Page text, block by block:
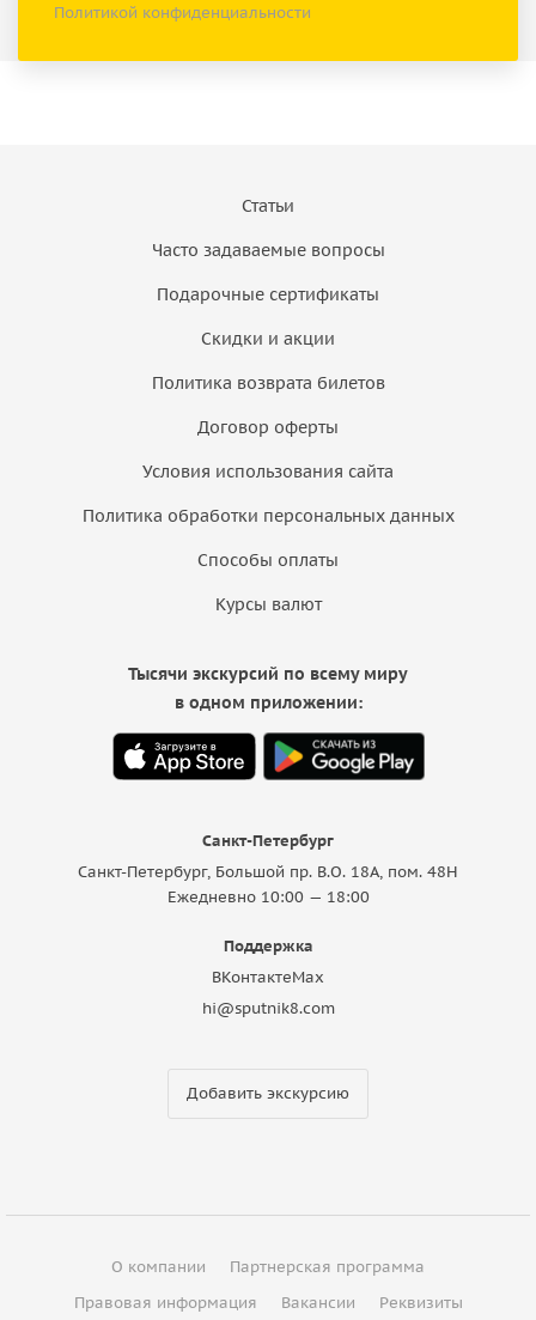
Политикой конфиденциальности
Статьи
Часто задаваемые вопросы
Подарочные сертификаты
Скидки и акции
Политика возврата билетов
Договор оферты
Условия использования сайта
Политика обработки персональных данных
Способы оплаты
Курсы валют
Санкт-Петербург
Санкт-Петербург, Большой пр. В.О. 18A, пом. 48Н
Ежедневно 10:00 — 18:00
Поддержка
ВКонтактеMax
hi@sputnik8.com
Добавить экскурсию
Тысячи экскурсий по всему миру
в одном приложении:
О компании
Партнерская программа
Правовая информация
Вакансии Реквизиты